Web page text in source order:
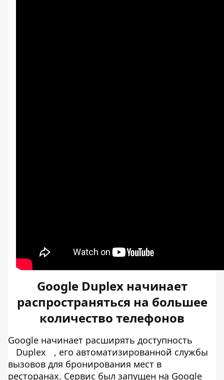
Google Duplex начинает
распространяться на большее
количество телефонов
Google начинает расширять доступность
Duplex
, его автоматизированной службы
вызовов для бронирования мест в
ресторанах. Сервис был запущен на Google